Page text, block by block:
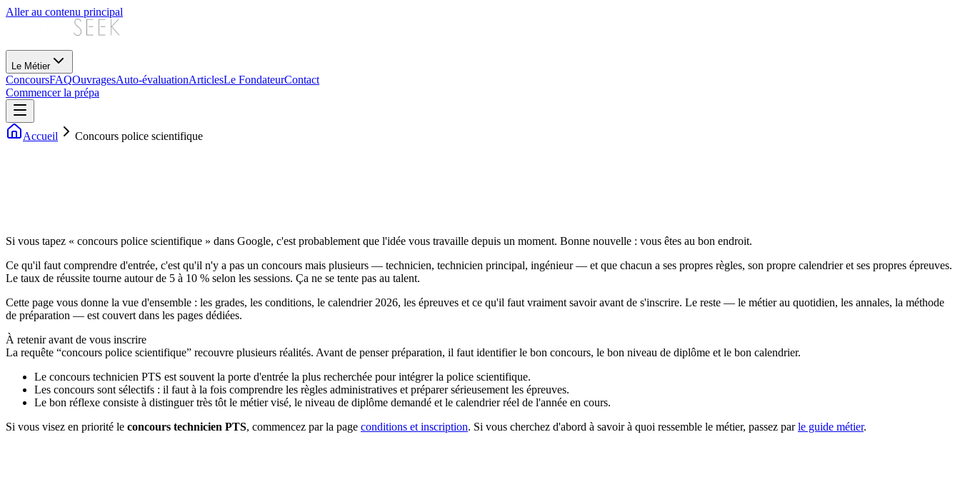
Aller au contenu principal
Le Métier
ConcoursFAQOuvragesAuto-évaluationArticlesLe FondateurContact
Commencer la prépa
Accueil Concours police scientifique
Si vous tapez « concours police scientifique » dans Google, c'est probablement que l'idée vous travaille depuis un moment. Bonne nouvelle : vous êtes au bon endroit.
Ce qu'il faut comprendre d'entrée, c'est qu'il n'y a pas un concours mais plusieurs — technicien, technicien principal, ingénieur — et que chacun a ses propres règles, son propre calendrier et ses propres épreuves.
Le taux de réussite tourne autour de 5 à 10 % selon les sessions. Ça ne se tente pas au talent.
Cette page vous donne la vue d'ensemble : les grades, les conditions, le calendrier 2026, les épreuves et ce qu'il faut vraiment savoir avant de s'inscrire. Le reste — le métier au quotidien, les annales, la méthode
de préparation — est couvert dans les pages dédiées.
À retenir avant de vous inscrire
La requête “concours police scientifique” recouvre plusieurs réalités. Avant de penser préparation, il faut identifier le bon concours, le bon niveau de diplôme et le bon calendrier.
Le concours technicien PTS est souvent la porte d'entrée la plus recherchée pour intégrer la police scientifique.
Les concours sont sélectifs : il faut à la fois comprendre les règles administratives et préparer sérieusement les épreuves.
Le bon réflexe consiste à distinguer très tôt le métier visé, le niveau de diplôme demandé et le calendrier réel de l'année en cours.
Si vous visez en priorité le concours technicien PTS, commencez par la page conditions et inscription. Si vous cherchez d'abord à savoir à quoi ressemble le métier, passez par le guide métier.